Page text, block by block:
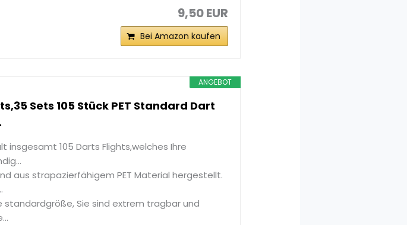
9,50 EUR
Bei Amazon kaufen
ANGEBOT
Sets 105 Stück PET Standard Dart
insgesamt 105 Darts Flights,welches Ihre
aus strapazierfähigem PET Material hergestellt.
standardgröße, Sie sind extrem tragbar und